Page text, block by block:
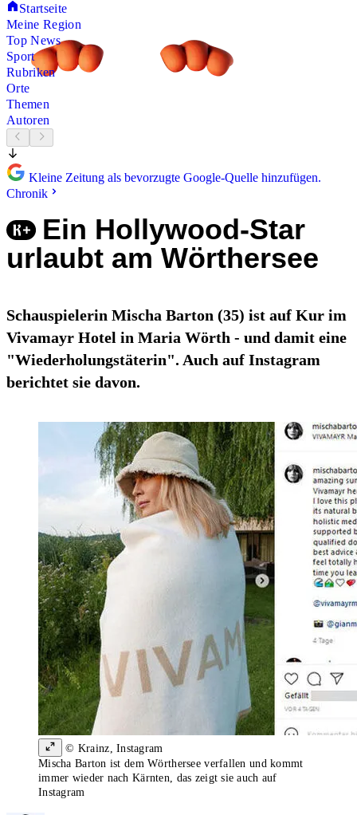
Startseite
Meine Region
Top News
Sport
Rubriken
Orte
Themen
Autoren
Kleine Zeitung als bevorzugte Google-Quelle hinzufügen.
Chronik
Ein Hollywood-Star
urlaubt am Wörthersee
Schauspielerin Mischa Barton (35) ist auf Kur im
Vivamayr Hotel in Maria Wörth - und damit eine
"Wiederholungstäterin". Auch auf Instagram
berichtet sie davon.
© Krainz, Instagram
Mischa Barton ist dem Wörthersee verfallen und kommt
immer wieder nach Kärnten, das zeigt sie auch auf
Instagram